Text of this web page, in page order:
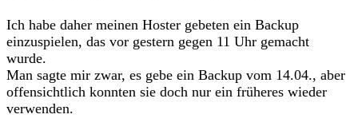
Ich habe daher meinen Hoster gebeten ein Backup
einzuspielen, das vor gestern gegen 11 Uhr gemacht
wurde.
Man sagte mir zwar, es gebe ein Backup vom 14.04., aber
offensichtlich konnten sie doch nur ein früheres wieder
verwenden.